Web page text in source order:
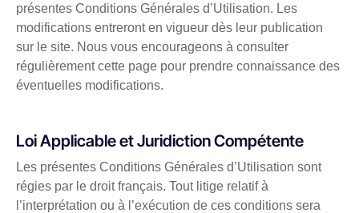
présentes Conditions Générales d’Utilisation. Les
modifications entreront en vigueur dès leur publication
sur le site. Nous vous encourageons à consulter
régulièrement cette page pour prendre connaissance des
éventuelles modifications.
Loi Applicable et Juridiction Compétente
Les présentes Conditions Générales d’Utilisation sont
régies par le droit français. Tout litige relatif à
l’interprétation ou à l’exécution de ces conditions sera